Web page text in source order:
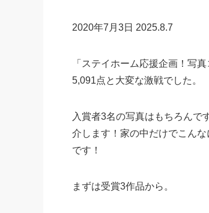
2020年7月3日 2025.8.7
「ステイホーム応援企画！写
5,091点と大変な激戦でした。
入賞者3名の写真はもちろんで
介します！家の中だけでこん
です！
まずは受賞3作品から。